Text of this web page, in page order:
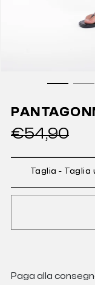
€54,90
Taglia - Taglia
Paga alla